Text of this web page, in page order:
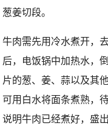
葱姜切段。
牛肉需先用冷水煮开，
后，电饭锅中加热水，
片的葱、姜、蒜以及其
可用白水将面条煮熟，
说明牛肉已经煮好，盛